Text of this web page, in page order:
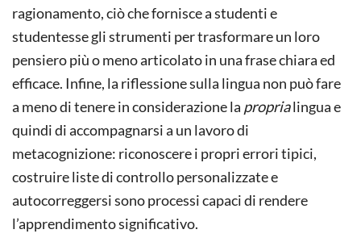
ragionamento, ciò che fornisce a studenti e
studentesse gli strumenti per trasformare un loro
pensiero più o meno articolato in una frase chiara ed
efficace. Infine, la riflessione sulla lingua non può fare
a meno di tenere in considerazione la proprialingua e
quindi di accompagnarsi a un lavoro di
metacognizione: riconoscere i propri errori tipici,
costruire liste di controllo personalizzate e
autocorreggersi sono processi capaci di rendere
l’apprendimento significativo.